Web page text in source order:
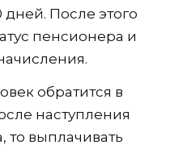
После этого
пенсионера и
обратится в
наступления
то выплачивать